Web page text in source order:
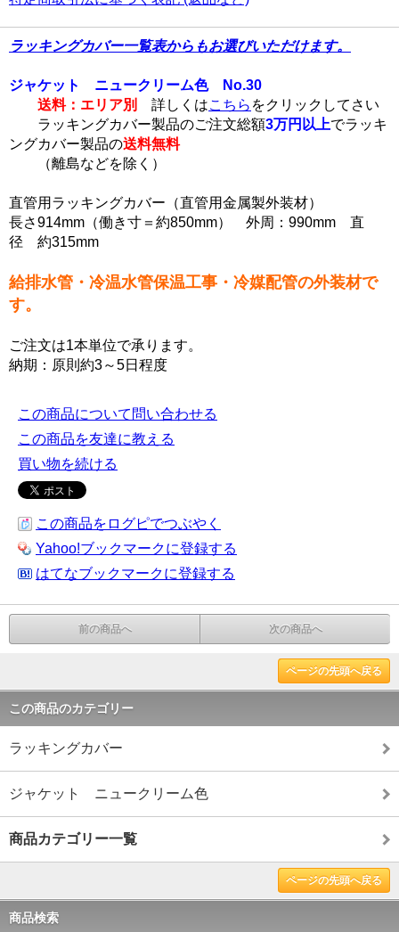
ラッキングカバー一覧表からもお選びいただけます。
ジャケット ニュークリーム色 No.30
送料：エリア別
詳しくはこちら をクリックしてさい
ラッキングカバー製品のご注文総額3万円以上でラッキ
ングカバー製品の送料無料
（離島などを除く）
直管用ラッキングカバー（直管用金属製外装材）
長さ914mm（働き寸＝約850mm） 外周：990mm 直
径 約315mm
給排水管・冷温水管保温工事・冷媒配管の外装材で
す。
ご注文は1本単位で承ります。
納期：原則約3～5日程度
この商品について問い合わせる
この商品を友達に教える
買い物を続ける
この商品をログピでつぶやく
Yahoo!ブックマークに登録する
はてなブックマークに登録する
前の商品へ 次の商品へ
ページの先頭へ戻る
この商品のカテゴリー
ラッキングカバー
ジャケット ニュークリーム色
商品カテゴリー一覧
ページの先頭へ戻る
商品検索